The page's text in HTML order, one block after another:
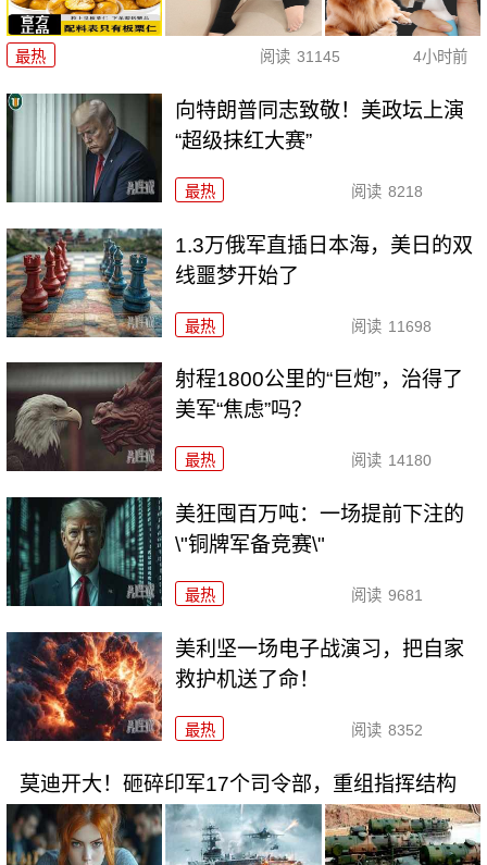
最热 阅读 31145 4小时前
向特朗普同志致敬！美政坛上演
“超级抹红大赛”
最热 阅读 8218
1.3万俄军直插日本海，美日的双
线噩梦开始了
最热 阅读 11698
射程1800公里的“巨炮”，治得了
美军“焦虑”吗？
最热 阅读 14180
美狂囤百万吨：一场提前下注的
\"铜牌军备竞赛\"
最热 阅读 9681
美利坚一场电子战演习，把自家
救护机送了命！
最热 阅读 8352
莫迪开大！砸碎印军17个司令部，重组指挥结构